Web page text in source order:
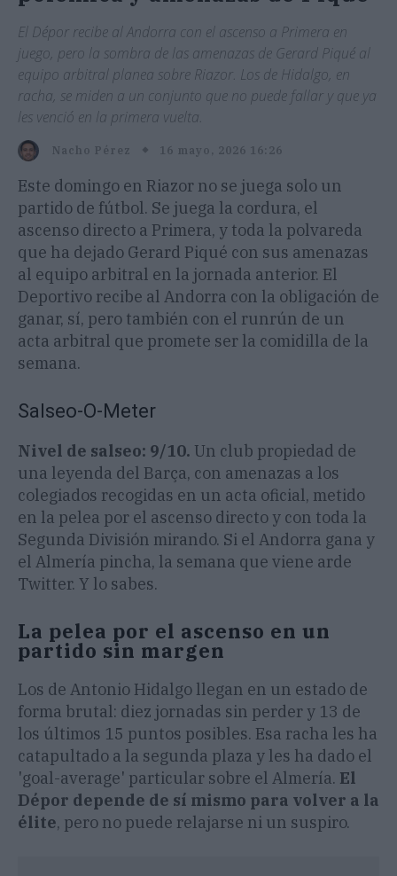
El Dépor recibe al Andorra con el ascenso a Primera en
juego, pero la sombra de las amenazas de Gerard Piqué al
equipo arbitral planea sobre Riazor. Los de Hidalgo, en
racha, se miden a un conjunto que no puede fallar y que ya
les venció en la primera vuelta.
Nacho Pérez 16 mayo, 2026 16:26
Este domingo en Riazor no se juega solo un
partido de fútbol. Se juega la cordura, el
ascenso directo a Primera, y toda la polvareda
que ha dejado Gerard Piqué con sus amenazas
al equipo arbitral en la jornada anterior. El
Deportivo recibe al Andorra con la obligación de
ganar, sí, pero también con el runrún de un
acta arbitral que promete ser la comidilla de la
semana.
Salseo-O-Meter
Nivel de salseo: 9/10. Un club propiedad de
una leyenda del Barça, con amenazas a los
colegiados recogidas en un acta oficial, metido
en la pelea por el ascenso directo y con toda la
Segunda División mirando. Si el Andorra gana y
el Almería pincha, la semana que viene arde
Twitter. Y lo sabes.
La pelea por el ascenso en un
partido sin margen
Los de Antonio Hidalgo llegan en un estado de
forma brutal: diez jornadas sin perder y 13 de
los últimos 15 puntos posibles. Esa racha les ha
catapultado a la segunda plaza y les ha dado el
'goal-average' particular sobre el Almería. El
Dépor depende de sí mismo para volver a la
élite, pero no puede relajarse ni un suspiro.